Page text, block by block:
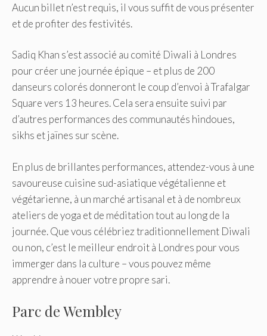
Aucun billet n’est requis, il vous suffit de vous présenter
et de profiter des festivités.
Sadiq Khan s’est associé au comité Diwali à Londres
pour créer une journée épique – et plus de 200
danseurs colorés donneront le coup d’envoi à Trafalgar
Square vers 13 heures. Cela sera ensuite suivi par
d’autres performances des communautés hindoues,
sikhs et jaïnes sur scène.
En plus de brillantes performances, attendez-vous à une
savoureuse cuisine sud-asiatique végétalienne et
végétarienne, à un marché artisanal et à de nombreux
ateliers de yoga et de méditation tout au long de la
journée. Que vous célébriez traditionnellement Diwali
ou non, c’est le meilleur endroit à Londres pour vous
immerger dans la culture – vous pouvez même
apprendre à nouer votre propre sari.
Parc de Wembley